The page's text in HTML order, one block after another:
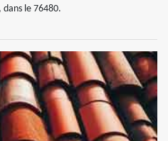
dans le 76480.